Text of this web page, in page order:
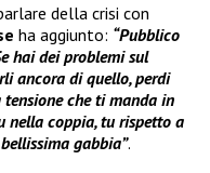
della crisi con
ha aggiunto: “Pubblico
hai dei problemi sul
ancora di quello, perdi
che ti manda in
nella coppia, tu rispetto a
gabbia”.